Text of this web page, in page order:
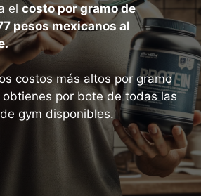
el costo por gramo de
pesos mexicanos al
costos más altos por gramo
por bote de todas las
gym disponibles.